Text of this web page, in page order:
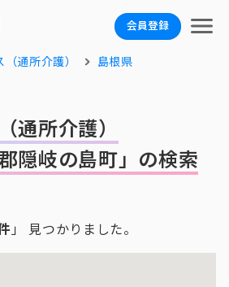
会員登録
通所介護）
島根県
通所介護）
隠岐の島町」の検索
」 見つかりました。